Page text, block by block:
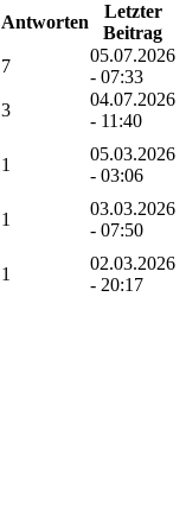
Antworten
Letzter
Beitrag
7
05.07.2026
- 07:33
3
04.07.2026
- 11:40
1
05.03.2026
- 03:06
1
03.03.2026
- 07:50
1
02.03.2026
- 20:17